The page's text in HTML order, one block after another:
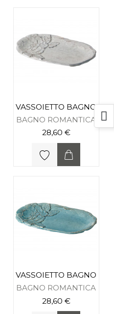
VASSOIETTO BAGNO
BAGNO ROMANTICA
28,60 €
VASSOIETTO BAGNO
BAGNO ROMANTICA
28,60 €